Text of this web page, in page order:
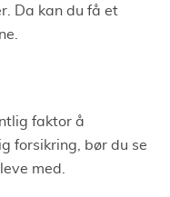
Da kan du få et
faktor å
forsikring, bør du se
med.